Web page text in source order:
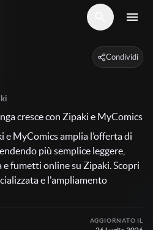
menu
Condividi
cresce con Zipaki e MyComics
e MyComics amplia l’offerta di
più semplice leggere,
e fumetti online su Zipaki. Scopri
e l'ampliamento
AGGIORNATO IL